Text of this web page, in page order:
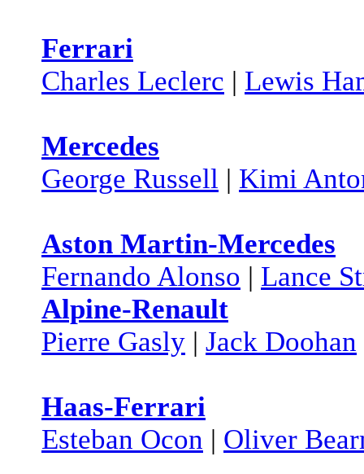
Ferrari
Charles Leclerc | Lewis
Mercedes
George Russell | Kimi
Aston Martin-Mercedes
Fernando Alonso | Lance
Alpine-Renault
Pierre Gasly | Jack Doohan
Haas-Ferrari
Esteban Ocon | Oliver